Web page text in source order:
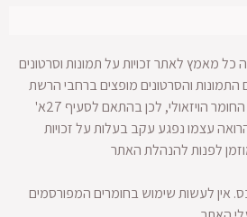
כל מאמץ לאתר זכויות על תמונות וסרטונים
והסרטונים מופצים ברחבי הרשת
ולא מתאפשרת הגעה למקור החומר הויזאולי, לכן בהתאם לסעיף 27א'
עצמו נפגע עקב בעלות על זכויות
לפנות להנהלת האתר
אין לעשות שימוש בחומרים המפורסמים